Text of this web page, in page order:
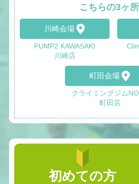
こちらの3ヶ所
川崎会場
PUMP2 KAWASAKI
川崎店
町田会場
クライミングジム
町田店
初めての方